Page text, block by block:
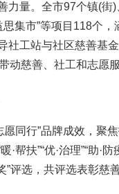
力量。全市97个镇(街
思集市”等项目118个
社工站与社区慈善基
动慈善、社工和志愿
愿同行”品牌成效，聚
扶”“优·治理”“助·防
”评选，共评选表彰慈